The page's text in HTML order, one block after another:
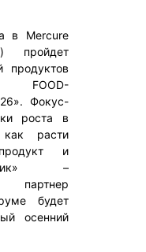
в Mercure
пройдет
продуктов
FOOD-
Фокус-
роста в
как расти
и
–
партнер
будет
осенний